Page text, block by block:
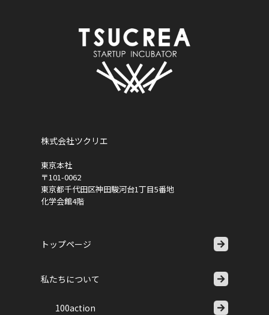
株式会社ツクリエ
東京本社
〒101-0062
東京都千代田区神田駿河台1丁目5番地
化学会館4階
トップページ
私たちについて
100action